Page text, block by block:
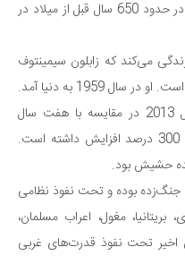
اولین نقاشی‌های رنگ روغن جهان در حدود 650 سال قبل از میلاد در
می‌کند که زابلون سیمینتوف
1959 به دنیا آمد.
کشت تریاک در افغانستان در سال 2013 در مقایسه با هفت سال
گذشته قبل از تهاجم ایالات متحده، 300 درصد افزایش داشته است.
حشیش بود.
جنگ‌زده بوده و تحت نفوذ نظامی
مغول، اعراب مسلمان،
اخیر تحت نفوذ قدرت‌های غربی